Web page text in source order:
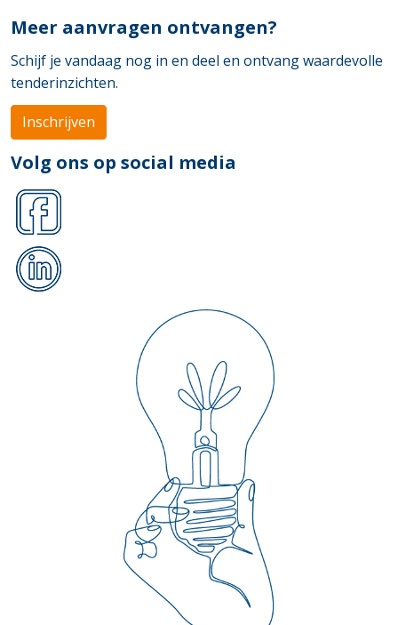
Meer aanvragen ontvangen?
Schijf je vandaag nog in en deel en ontvang waardevolle
tenderinzichten.
Inschrijven
Volg ons op social media